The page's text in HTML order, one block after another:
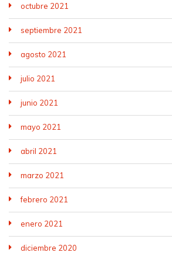
octubre 2021
septiembre 2021
agosto 2021
julio 2021
junio 2021
mayo 2021
abril 2021
marzo 2021
febrero 2021
enero 2021
diciembre 2020